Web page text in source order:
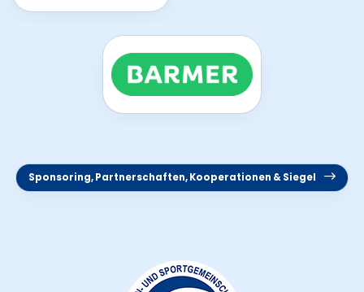
Sponsoring, Partnerschaften, Kooperationen & Siegel